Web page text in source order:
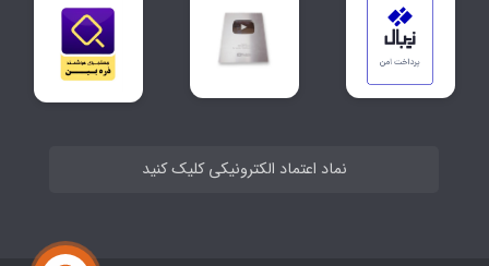
نماد اعتماد الکترونیکی کلیک کنید